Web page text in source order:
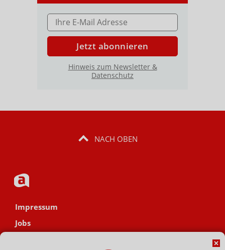
E-MAIL ADRESSE
Jetzt abonnieren
Hinweis zum Newsletter &
Datenschutz
NACH OBEN
Impressum
Jobs